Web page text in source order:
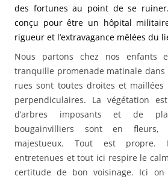
des fortunes au point de se
conçu pour être un hôpital
rigueur et l’extravagance mêlées du
Nous partons chez nos enfants
tranquille promenade matinale dans
rues sont toutes droites et maillées
perpendiculaires. La végétation
d’arbres imposants et de
bougainvilliers sont en
majestueux. Tout est propre.
entretenues et tout ici respire le
certitude de bon voisinage. Ici